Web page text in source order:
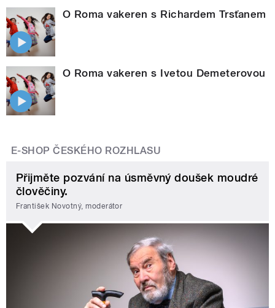
O Roma vakeren s Richardem Trsťanem
O Roma vakeren s Ivetou Demeterovou
E-SHOP ČESKÉHO ROZHLASU
Přijměte pozvání na úsměvný doušek moudré
člověčiny.
František Novotný, moderátor